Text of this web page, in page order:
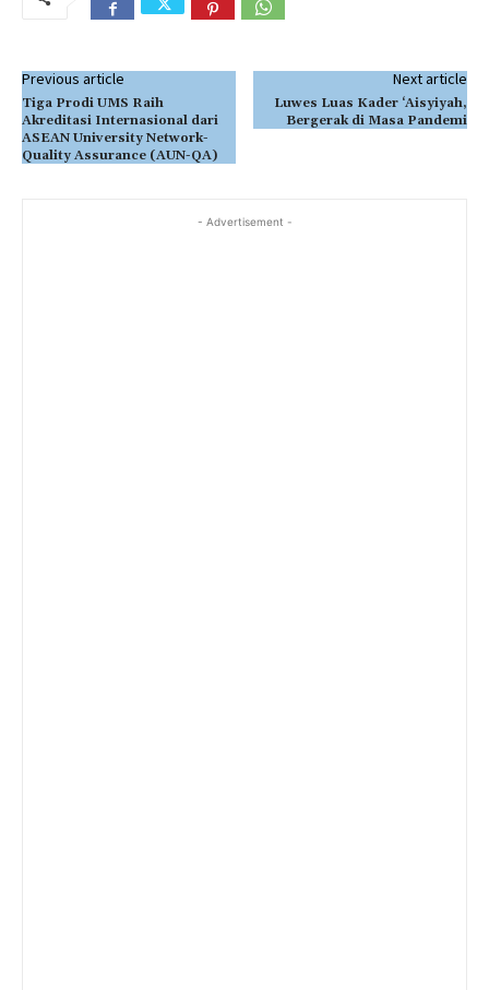
Previous article
Tiga Prodi UMS Raih
Akreditasi Internasional dari
ASEAN University Network-
Quality Assurance (AUN-QA)
Next article
Luwes Luas Kader ‘Aisyiyah,
Bergerak di Masa Pandemi
- Advertisement -